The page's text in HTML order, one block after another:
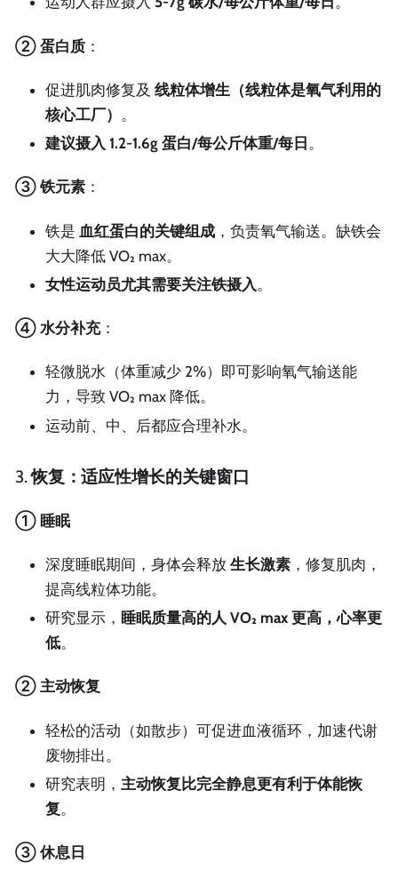
② 蛋白质 ：
促进肌肉修复及 线粒体增生（线粒体是氧气利用的
核心工厂） 。
建议摄入 1.2-1.6g 蛋白/每公斤体重/每日 。
③ 铁元素 ：
铁是 血红蛋白的关键组成 ，负责氧气输送。缺铁会
大大降低 VO₂ max。
女性运动员尤其需要关注铁摄入 。
④ 水分补充：
轻微脱水（体重减少 2%）即可影响氧气输送能
力，导致 VO₂ max 降低。
运动前、中、后都应合理补水。
3.恢复：适应性增长的关键窗口
① 睡眠
深度睡眠期间，身体会释放 生长激素 ，修复肌肉，
提高线粒体功能。
研究显示， 睡眠质量高的人 VO₂ max 更高，心率更
低。
② 主动恢复
轻松的活动（如散步）可促进血液循环，加速代谢
废物排出。
研究表明， 主动恢复比完全静息更有利于体能恢
复。
③ 休息日